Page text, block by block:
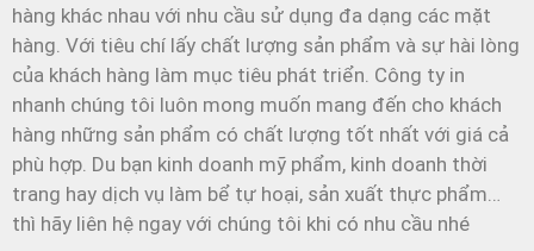
hàng khác nhau với nhu cầu sử dụng đa dạng các mặt
hàng. Với tiêu chí lấy chất lượng sản phẩm và sự hài lòng
của khách hàng làm mục tiêu phát triển. Công ty in
nhanh chúng tôi luôn mong muốn mang đến cho khách
hàng những sản phẩm có chất lượng tốt nhất với giá cả
phù hợp. Du bạn kinh doanh mỹ phẩm, kinh doanh thời
trang hay dịch vụ làm bể tự hoại, sản xuất thực phẩm…
thì hãy liên hệ ngay với chúng tôi khi có nhu cầu nhé